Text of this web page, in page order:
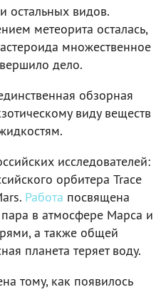
остальных видов.
метеорита осталась,
множественное
дело.
обзорная
виду веществ
исследователей:
орбитера Trace
Работа посвящена
в атмосфере Марса и
а также общей
планета теряет воду.
тому, как появилось